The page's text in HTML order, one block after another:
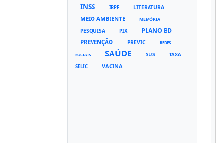
INSS IRPF LITERATURA
MEIO AMBIENTE MEMÓRIA
PESQUISA PIX PLANO BD
PREVENÇÃO PREVIC REDES
SOCIAIS SAÚDE SUS
TAXA
SELIC
VACINA